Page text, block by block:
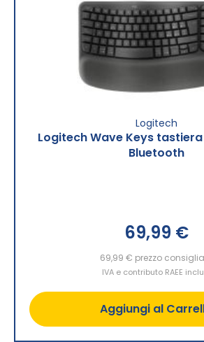
Logitech
Logitech Wave Keys
Bluetooth
69,99 €
69,99 € prezzo
IVA e contributo RAEE
Aggiungi al